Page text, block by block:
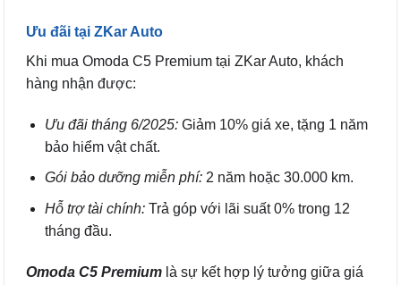
Ưu đãi tại ZKar Auto
Khi mua Omoda C5 Premium tại ZKar Auto, khách
hàng nhận được:
Ưu đãi tháng 6/2025:Giảm 10% giá xe, tặng 1 năm
bảo hiểm vật chất.
Gói bảo dưỡng miễn phí:2 năm hoặc 30.000 km.
Hỗ trợ tài chính:Trả góp với lãi suất 0% trong 12
tháng đầu.
Omoda C5 Premium là sự kết hợp lý tưởng giữa giá